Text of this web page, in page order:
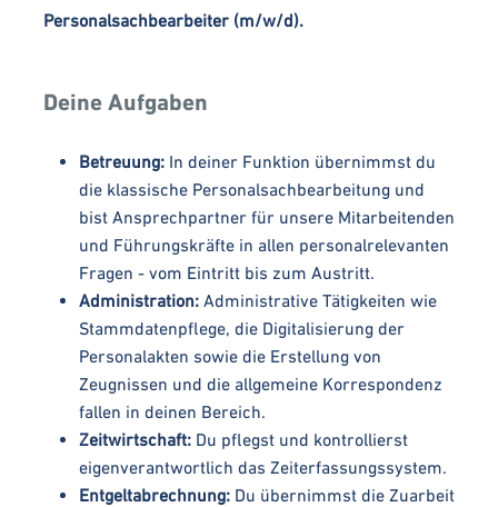
Personalsachbearbeiter (m/w/d).
Deine Aufgaben
Betreuung: In deiner Funktion übernimmst du
die klassische Personalsachbearbeitung und
bist Ansprechpartner für unsere Mitarbeitenden
und Führungskräfte in allen personalrelevanten
Fragen - vom Eintritt bis zum Austritt.
Administration: Administrative Tätigkeiten wie
Stammdatenpflege, die Digitalisierung der
Personalakten sowie die Erstellung von
Zeugnissen und die allgemeine Korrespondenz
fallen in deinen Bereich.
Zeitwirtschaft: Du pflegst und kontrollierst
eigenverantwortlich das Zeiterfassungssystem.
Entgeltabrechnung: Du übernimmst die Zuarbeit